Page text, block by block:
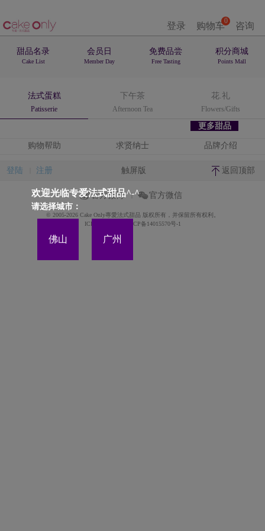
登录 0
购物车 咨询
甜品名录
Cake List
会员日
Member Day
免费品尝
Free Tasting
积分商城
Points Mall
法式蛋糕
Patisserie
下午茶
Afternoon Tea
花.礼
Flowers/Gifts
更多甜品
欢迎光临专爱法式甜品^-^
请选择城市：
佛山 广州
购物帮助 求贤纳士 品牌介绍
登陆 注册 触屏版 返回顶部
官方微博 官方微信
© 2005-2026 Cake Only專愛法式甜品 版权所有，并保留所有权利。
ICP备案证书号:粤ICP备14015570号-1